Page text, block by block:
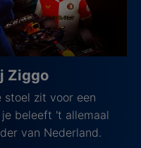
Ziggo
stoel zit voor een
beleeft 't allemaal
van Nederland.